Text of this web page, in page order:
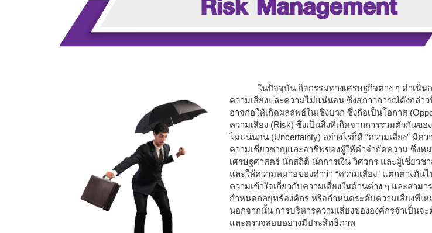
ในปัจจุบัน กิจกรรมทางเศรษฐกิจต่าง ๆ ดำเนิ
ความเสี่ยงและความไม่แน่นอน ซึ่งสภาวการณ์ดังกล่า
อาจก่อให้เกิดผลลัพธ์ในเชิงบวก ซึ่งถือเป็นโอกาส
ความเสี่ยง (Risk) ซึ่งเป็นสิ่งที่เกิดจากการรวมตัวกันข
ไม่แน่นอน (Uncertainty) อย่างไรก็ดี “ความเสี่ยง” มี
ความเชี่ยวชาญและอาชีพของผู้ให้คำจำกัดความ ซึ่งห
เศรษฐศาสตร์ นักสถิติ นักการเงิน วิศวกร และผู้เชี่ยว
และให้ความหมายของคำว่า “ความเสี่ยง” แตกต่างกัน
ความเข้าใจเกี่ยวกับความเสี่ยงในด้านต่าง ๆ และสาม
กำหนดกลยุทธ์องค์กร หรือกำหนดระดับความเสี่ยงที่เ
นอกจากนั้น การบริหารความเสี่ยงขององค์กรจำเป็นจ
และตรวจสอบอย่างมีประสิทธิภาพ